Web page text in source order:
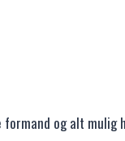
og alt mulig